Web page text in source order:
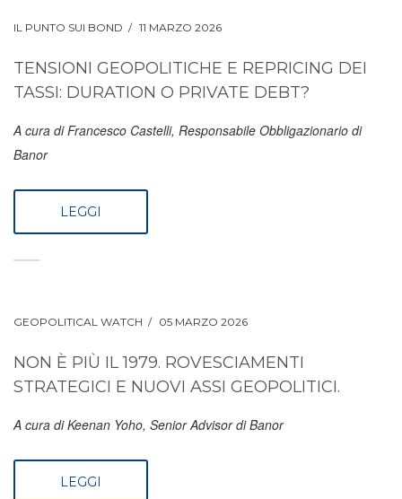
IL PUNTO SUI BOND 11 MARZO 2026
TENSIONI GEOPOLITICHE E REPRICING DEI
TASSI: DURATION O PRIVATE DEBT?
A cura di Francesco Castelli, Responsabile Obbligazionario di
Banor
LEGGI
GEOPOLITICAL WATCH 05 MARZO 2026
NON È PIÙ IL 1979. ROVESCIAMENTI
STRATEGICI E NUOVI ASSI GEOPOLITICI.
A cura di Keenan Yoho, Senior Advisor di Banor
LEGGI